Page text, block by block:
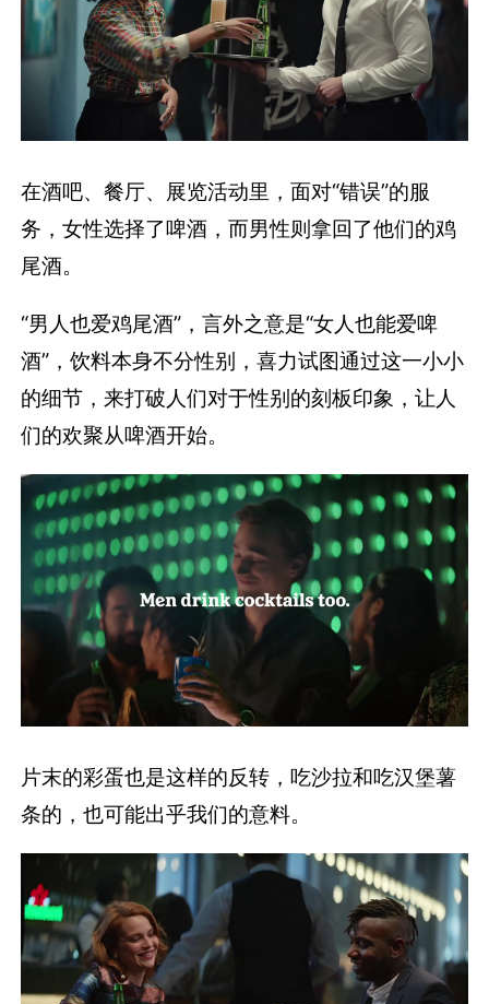
在酒吧、餐厅、展览活动里，面对“错误”的服
务，女性选择了啤酒，而男性则拿回了他们的鸡
尾酒。
“男人也爱鸡尾酒”，言外之意是“女人也能爱啤
酒”，饮料本身不分性别，喜力试图通过这一小小
的细节，来打破人们对于性别的刻板印象，让人
们的欢聚从啤酒开始。
片末的彩蛋也是这样的反转，吃沙拉和吃汉堡薯
条的，也可能出乎我们的意料。